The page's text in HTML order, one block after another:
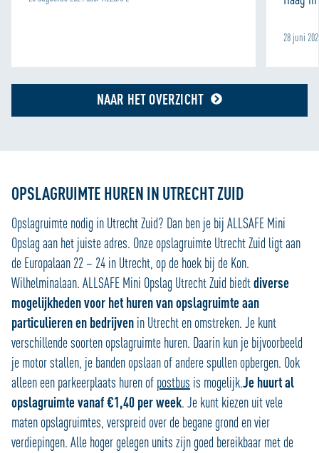
28 juni
NAAR HET OVERZICHT
OPSLAGRUIMTE HUREN IN UTRECHT ZUID
Opslagruimte nodig in Utrecht Zuid? Dan ben je bij ALLSAFE Mini
Opslag aan het juiste adres. Onze opslagruimte Utrecht Zuid ligt aan
de Europalaan 22 – 24 in Utrecht, op de hoek bij de Kon.
Wilhelminalaan. ALLSAFE Mini Opslag Utrecht Zuid biedtdiverse
mogelijkheden voor het huren van opslagruimte aan
particulieren en bedrijven in Utrecht en omstreken. Je kunt
verschillende soorten opslagruimte huren. Daarin kun je bijvoorbeeld
je motor stallen, je banden opslaan of andere spullen opbergen. Ook
alleen een parkeerplaats huren of postbus is mogelijk.Je huurt al
opslagruimte vanaf €1,40 per week. Je kunt kiezen uit vele
maten opslagruimtes, verspreid over de begane grond en vier
verdiepingen. Alle hoger gelegen units zijn goed bereikbaar met de